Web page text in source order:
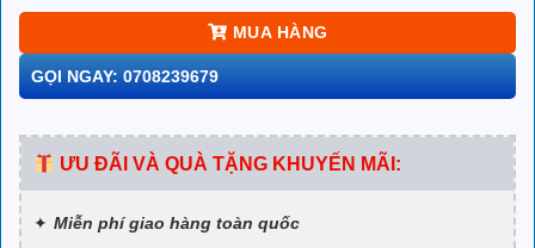
MUA HÀNG
GỌI NGAY: 0708239679
ƯU ĐÃI VÀ QUÀ TẶNG KHUYẾN MÃI:
Miễn phí giao hàng toàn quốc